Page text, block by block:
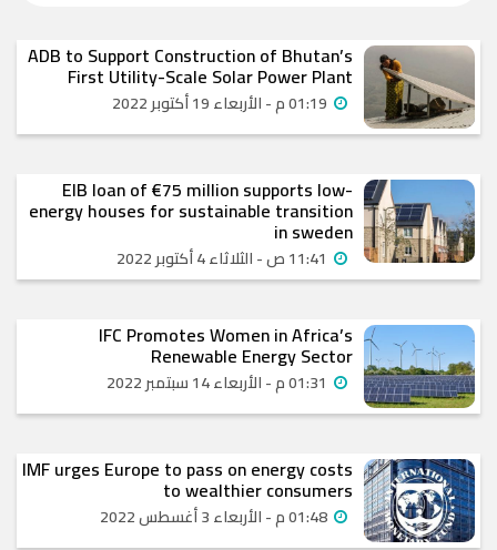
ADB to Support Construction of Bhutan’s
First Utility-Scale Solar Power Plant
EIB loan of €75 million supports low-
energy houses for sustainable transition
in sweden
IFC Promotes Women in Africa’s
Renewable Energy Sector
IMF urges Europe to pass on energy costs
to wealthier consumers